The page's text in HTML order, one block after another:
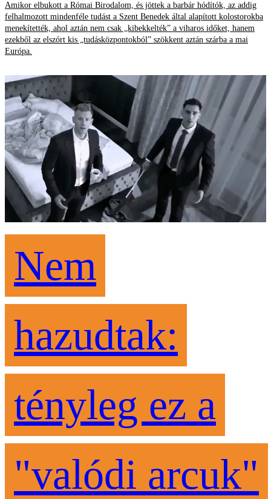
Amikor elbukott a Római Birodalom, és jöttek a barbár hódítók, az addig
felhalmozott mindenféle tudást a Szent Benedek által alapított kolostorokba
menekítették, ahol aztán nem csak „kibekkelték” a viharos időket, hanem
ezekből az elszórt kis „tudásközpontokból” szökkent aztán szárba a mai
Európa.
Nem
hazudtak:
tényleg ez a
"valódi arcuk"